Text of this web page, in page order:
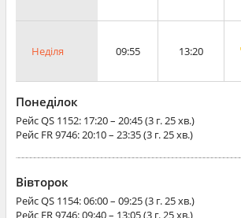
Неділя 09:55 13:20
Понеділок
РейсQS 1152: 17:20 – 20:45 (3 г. 25 хв.)
Рейс FR 9746: 20:10 – 23:35 (3 г. 25 хв.)
Вівторок
РейсQS 1154: 06:00 – 09:25 (3 г. 25 хв.)
Рейс FR 9746: 09:40 – 13:05 (3 г. 25 хв.)